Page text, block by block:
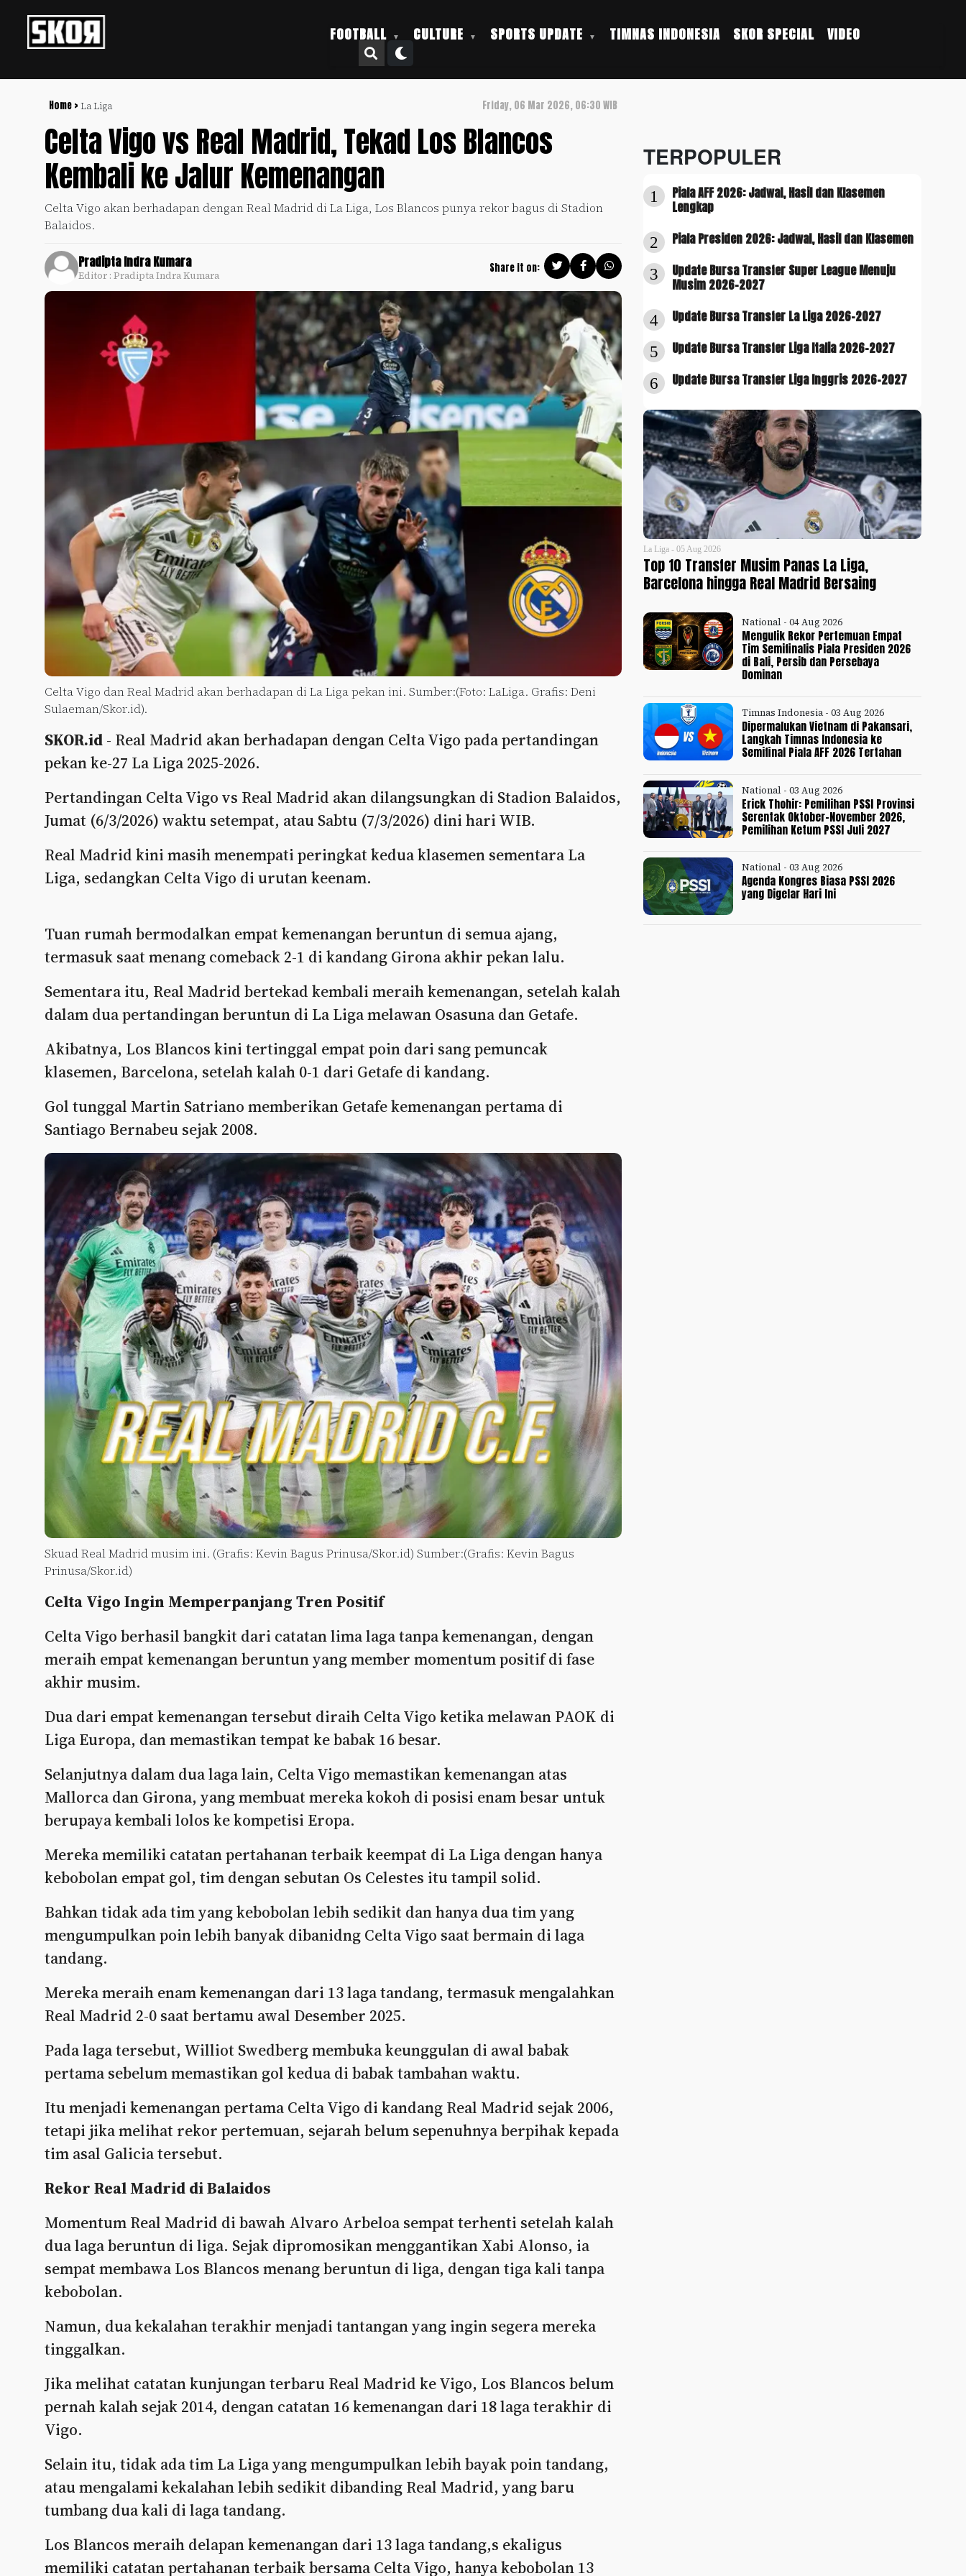
FOOTBALL CULTURE SPORTS UPDATE TIMNAS INDONESIA SKOR SPECIAL VIDEO
Home > La Liga Friday, 06 Mar 2026, 06:30 WIB
Celta Vigo vs Real Madrid, Tekad Los Blancos
Kembali ke Jalur Kemenangan
Celta Vigo akan berhadapan dengan Real Madrid di La Liga, Los Blancos punya rekor bagus di Stadion
Balaidos.
Pradipta Indra Kumara
Editor : Pradipta Indra Kumara
Share it on:
Celta Vigo dan Real Madrid akan berhadapan di La Liga pekan ini. Sumber:(Foto: LaLiga. Grafis: Deni
Sulaeman/Skor.id).
SKOR.id - Real Madrid akan berhadapan dengan Celta Vigo pada pertandingan
pekan ke-27 La Liga 2025-2026.
Pertandingan Celta Vigo vs Real Madrid akan dilangsungkan di Stadion Balaidos,
Jumat (6/3/2026) waktu setempat, atau Sabtu (7/3/2026) dini hari WIB.
Real Madrid kini masih menempati peringkat kedua klasemen sementara La
Liga, sedangkan Celta Vigo di urutan keenam.
Tuan rumah bermodalkan empat kemenangan beruntun di semua ajang,
termasuk saat menang comeback 2-1 di kandang Girona akhir pekan lalu.
Sementara itu, Real Madrid bertekad kembali meraih kemenangan, setelah kalah
dalam dua pertandingan beruntun di La Liga melawan Osasuna dan Getafe.
Akibatnya, Los Blancos kini tertinggal empat poin dari sang pemuncak
klasemen, Barcelona, setelah kalah 0-1 dari Getafe di kandang.
Gol tunggal Martin Satriano memberikan Getafe kemenangan pertama di
Santiago Bernabeu sejak 2008.
Skuad Real Madrid musim ini. (Grafis: Kevin Bagus Prinusa/Skor.id) Sumber:(Grafis: Kevin Bagus
Prinusa/Skor.id)
Celta Vigo Ingin Memperpanjang Tren Positif
Celta Vigo berhasil bangkit dari catatan lima laga tanpa kemenangan, dengan
meraih empat kemenangan beruntun yang member momentum positif di fase
akhir musim.
Dua dari empat kemenangan tersebut diraih Celta Vigo ketika melawan PAOK di
Liga Europa, dan memastikan tempat ke babak 16 besar.
Selanjutnya dalam dua laga lain, Celta Vigo memastikan kemenangan atas
Mallorca dan Girona, yang membuat mereka kokoh di posisi enam besar untuk
berupaya kembali lolos ke kompetisi Eropa.
Mereka memiliki catatan pertahanan terbaik keempat di La Liga dengan hanya
kebobolan empat gol, tim dengan sebutan Os Celestes itu tampil solid.
Bahkan tidak ada tim yang kebobolan lebih sedikit dan hanya dua tim yang
mengumpulkan poin lebih banyak dibanidng Celta Vigo saat bermain di laga
tandang.
Mereka meraih enam kemenangan dari 13 laga tandang, termasuk mengalahkan
Real Madrid 2-0 saat bertamu awal Desember 2025.
Pada laga tersebut, Williot Swedberg membuka keunggulan di awal babak
pertama sebelum memastikan gol kedua di babak tambahan waktu.
Itu menjadi kemenangan pertama Celta Vigo di kandang Real Madrid sejak 2006,
tetapi jika melihat rekor pertemuan, sejarah belum sepenuhnya berpihak kepada
tim asal Galicia tersebut.
Rekor Real Madrid di Balaidos
Momentum Real Madrid di bawah Alvaro Arbeloa sempat terhenti setelah kalah
dua laga beruntun di liga. Sejak dipromosikan menggantikan Xabi Alonso, ia
sempat membawa Los Blancos menang beruntun di liga, dengan tiga kali tanpa
kebobolan.
Namun, dua kekalahan terakhir menjadi tantangan yang ingin segera mereka
tinggalkan.
Jika melihat catatan kunjungan terbaru Real Madrid ke Vigo, Los Blancos belum
pernah kalah sejak 2014, dengan catatan 16 kemenangan dari 18 laga terakhir di
Vigo.
Selain itu, tidak ada tim La Liga yang mengumpulkan lebih bayak poin tandang,
atau mengalami kekalahan lebih sedikit dibanding Real Madrid, yang baru
tumbang dua kali di laga tandang.
Los Blancos meraih delapan kemenangan dari 13 laga tandang,s ekaligus
memiliki catatan pertahanan terbaik bersama Celta Vigo, hanya kebobolan 13
TERPOPULER
1
Piala AFF 2026: Jadwal, Hasil dan Klasemen
Lengkap
2 Piala Presiden 2026: Jadwal, Hasil dan Klasemen
3
Update Bursa Transfer Super League Menuju
Musim 2026-2027
4 Update Bursa Transfer La Liga 2026-2027
5 Update Bursa Transfer Liga Italia 2026-2027
6 Update Bursa Transfer Liga Inggris 2026-2027
La Liga - 05 Aug 2026
Top 10 Transfer Musim Panas La Liga,
Barcelona hingga Real Madrid Bersaing
National - 04 Aug 2026
Mengulik Rekor Pertemuan Empat
Tim Semifinalis Piala Presiden 2026
di Bali, Persib dan Persebaya
Dominan
Timnas Indonesia - 03 Aug 2026
Dipermalukan Vietnam di Pakansari,
Langkah Timnas Indonesia ke
Semifinal Piala AFF 2026 Tertahan
National - 03 Aug 2026
Erick Thohir: Pemilihan PSSI Provinsi
Serentak Oktober-November 2026,
Pemilihan Ketum PSSI Juli 2027
National - 03 Aug 2026
Agenda Kongres Biasa PSSI 2026
yang Digelar Hari Ini
Football +
Culture +
Sports
Update
+
Timnas
SKOR
Policy
Pedoman
Pemberitaan
Media
Disclaimer
Kami